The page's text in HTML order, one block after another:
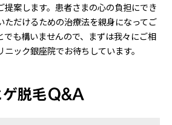
提案します。患者さまの心の負担にでき
ただけるための治療法を親身になってご
でも構いませんので、まずは我々にご相
ック銀座院でお待ちしています。
ゲ脱毛